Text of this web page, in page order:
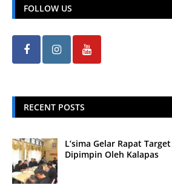
FOLLOW US
RECENT POSTS
L’sima Gelar Rapat
Dipimpin Oleh Kalapas